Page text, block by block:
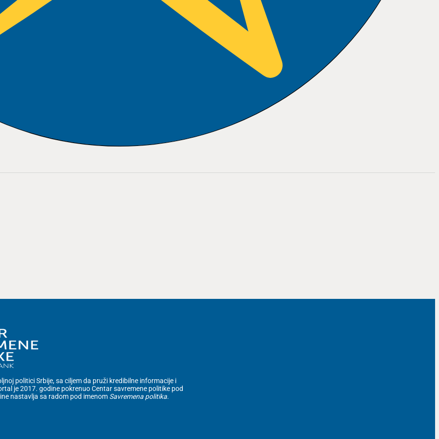
politici Srbije, sa ciljem da pruži kredibilne informacije i
je 2017. godine pokrenuo Centar savremene politike pod
nastavlja sa radom pod imenom Savremena politika.